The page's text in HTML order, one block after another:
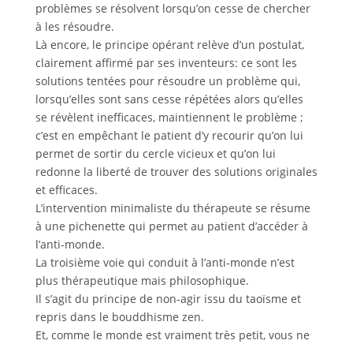
problèmes se résolvent lorsqu’on cesse de chercher
à les résoudre.
Là encore, le principe opérant relève d’un postulat,
clairement affirmé par ses inventeurs: ce sont les
solutions tentées pour résoudre un problème qui,
lorsqu’elles sont sans cesse répétées alors qu’elles
se révèlent inefficaces, maintiennent le problème ;
c’est en empêchant le patient d’y recourir qu’on lui
permet de sortir du cercle vicieux et qu’on lui
redonne la liberté de trouver des solutions originales
et efficaces.
L’intervention minimaliste du thérapeute se résume
à une pichenette qui permet au patient d’accéder à
l’anti-monde.
La troisième voie qui conduit à l’anti-monde n’est
plus thérapeutique mais philosophique.
Il s’agit du principe de non-agir issu du taoïsme et
repris dans le bouddhisme zen.
Et, comme le monde est vraiment très petit, vous ne